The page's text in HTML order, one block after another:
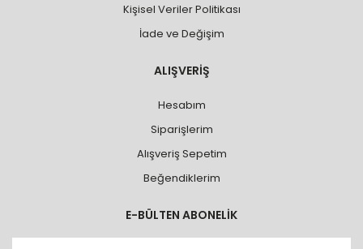
Kişisel Veriler Politikası
İade ve Değişim
ALIŞVERİŞ
Hesabım
Siparişlerim
Alışveriş Sepetim
Beğendiklerim
E-BÜLTEN ABONELİK